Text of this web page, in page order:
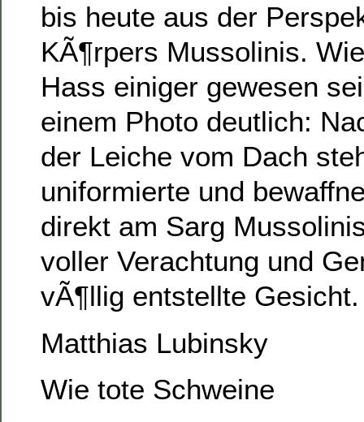
bis heute aus der
KÃ¶rpers Mussolinis.
Hass einiger gewesen
einem Photo deutlich:
der Leiche vom Dach
uniformierte und
direkt am Sarg
voller Verachtung und
vÃ¶llig entstellte Gesicht.
Matthias Lubinsky
Wie tote Schweine